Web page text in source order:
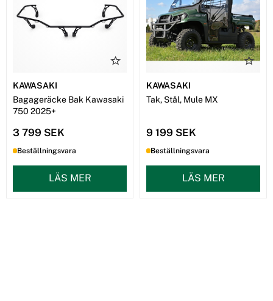
KAWASAKI
Bagageräcke Bak Kawasaki
750 2025+
3 799 SEK
Beställningsvara
LÄS MER
KAWASAKI
Tak, Stål, Mule MX
9 199 SEK
Beställningsvara
LÄS MER